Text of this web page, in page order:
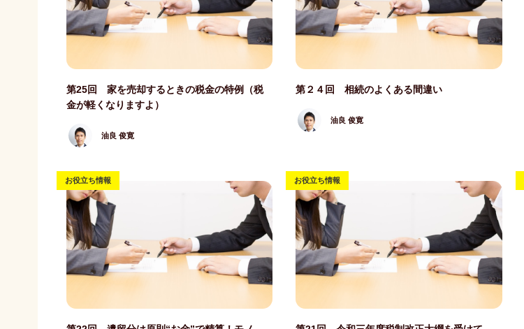
第25回 家を売却するときの税金の特例（税
金が軽くなりますよ）
油良 俊寛
第２４回 相続のよくある間違い
油良 俊寛
お役立ち情報 お役立ち情報